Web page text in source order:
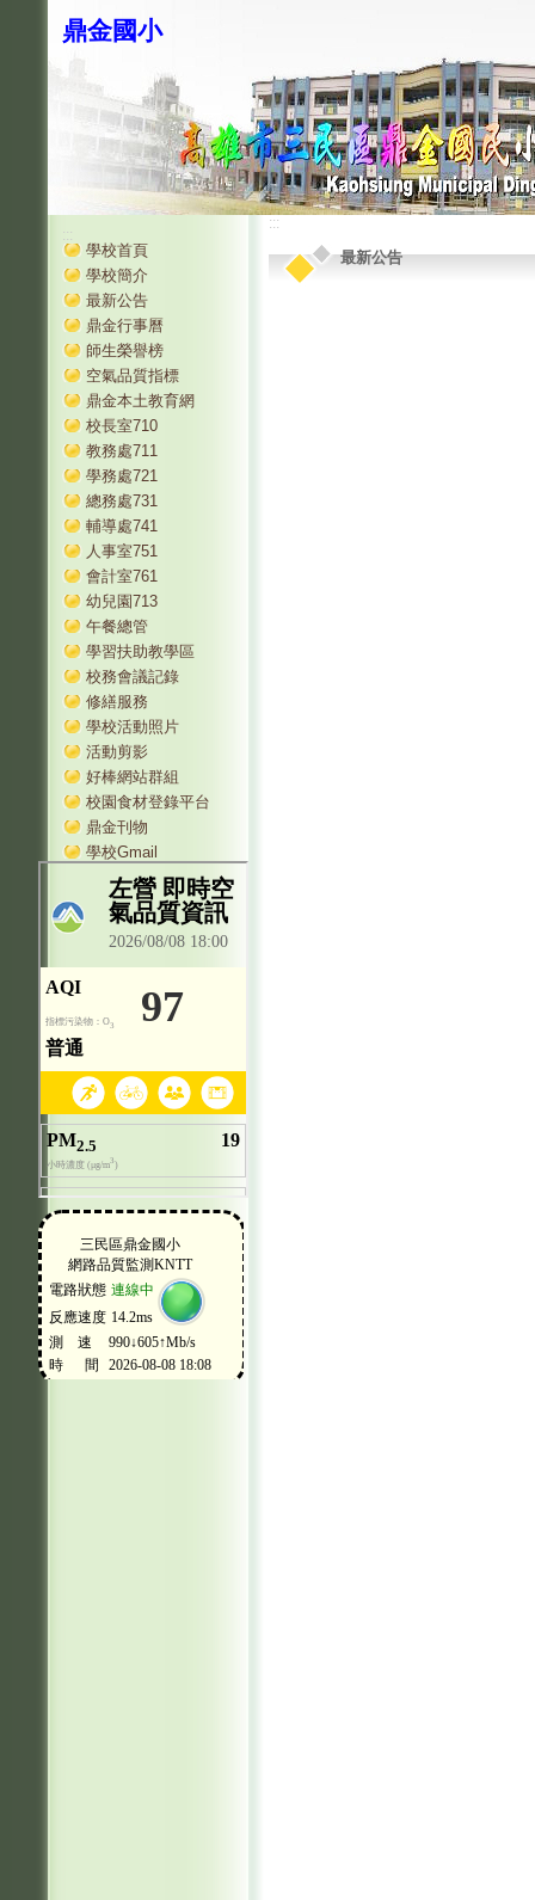
鼎金國小
:::
學校首頁
學校簡介
最新公告
鼎金行事曆
師生榮譽榜
空氣品質指標
鼎金本土教育網
校長室710
教務處711
學務處721
總務處731
輔導處741
人事室751
會計室761
幼兒園713
午餐總管
學習扶助教學區
校務會議記錄
修繕服務
學校活動照片
活動剪影
好棒網站群組
校園食材登錄平台
鼎金刊物
學校Gmail
:::
最新公告